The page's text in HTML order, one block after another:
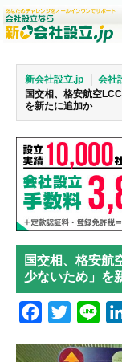
新会社設立.jp 会社
国交相、格安航空
を新たに追加か
国交相、格安航
少ないため」を
Facebook
Twitter